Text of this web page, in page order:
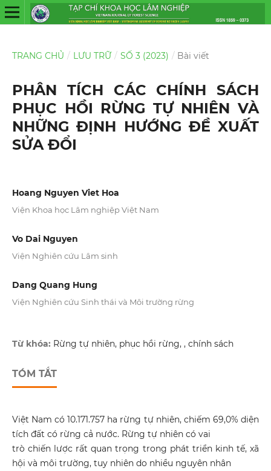
TRANG CHỦ / LƯU TRỮ / SỐ 3 (2023) / Bài viết
PHÂN TÍCH CÁC CHÍNH SÁCH
PHỤC HỒI RỪNG TỰ NHIÊN VÀ
NHỮNG ĐỊNH HƯỚNG ĐỀ XUẤT
SỬA ĐỔI
Hoang Nguyen Viet Hoa
Viện Khoa học Lâm nghiệp Việt Nam
Vo Dai Nguyen
Viện Nghiên cứu Lâm sinh
Dang Quang Hung
Viện Nghiên cứu Sinh thái và Môi trường rừng
Từ khóa: Rừng tự nhiên, phục hồi rừng, , chính sách
TÓM TẮT
Việt Nam có 10.171.757 ha rừng tự nhiên, chiếm 69,0% diện
tích đất có rừng cả nước. Rừng tự nhiên có vai
trò chiến lược rất quan trọng trong phát triển kinh tế, xã
hội và môi trường, tuy nhiên do nhiều nguyên nhân